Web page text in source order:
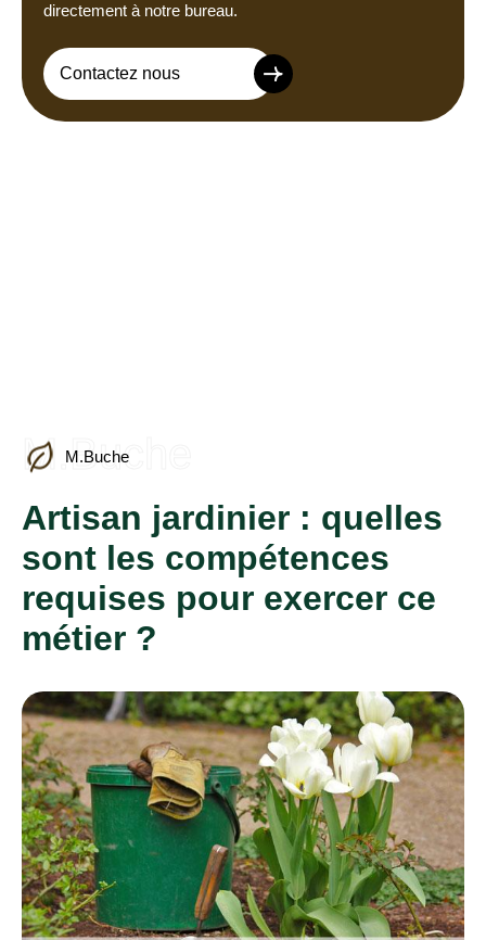
directement à notre bureau.
Contactez nous
M.Buche
M.Buche
Artisan jardinier : quelles
sont les compétences
requises pour exercer ce
métier ?